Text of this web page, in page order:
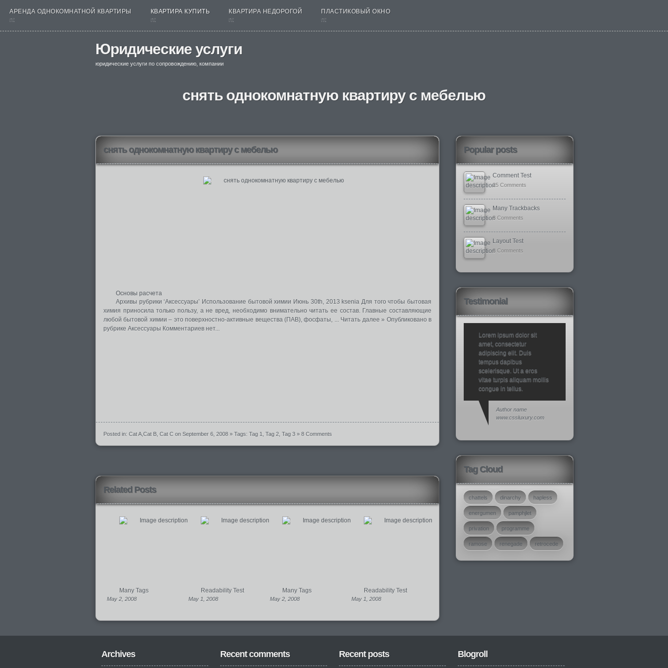
АРЕНДА ОДНОКОМНАТНОЙ КВАРТИРЫ
nt
КВАРТИРА КУПИТЬ
nt
КВАРТИРА НЕДОРОГОЙ
nt
ПЛАСТИКОВЫЙ ОКНО
nt
Юридические услуги
юридические услуги по сопровождению, компании
снять однокомнатную квартиру с мебелью
снять однокомнатную квартиру с мебелью
Основы расчета
Архивы рубрики ‘Аксессуары’ Использование бытовой химии Июнь 30th, 2013 ksenia Для того чтобы бытовая
химия приносила только пользу, а не вред, необходимо внимательно читать ее состав. Главные составляющие
любой бытовой химии – это поверхностно-активные вещества (ПАВ), фосфаты, ... Читать далее » Опубликовано в
рубрике Аксессуары Комментариев нет...
Posted in: Cat A Cat B Cat C on September 6, 2008 » Tags: Tag 1 Tag 2 Tag 3 » 8 Comments
Related Posts
Many Tags
May 2, 2008
Readability Test
May 1, 2008
Many Tags
May 2, 2008
Readability Test
May 1, 2008
Popular posts
Comment Test
25 Comments
Many Trackbacks
8 Comments
Layout Test
8 Comments
Testimonial
Lorem ipsum dolor sit
amet, consectetur
adipiscing elit. Duis
tempus dapibus
scelerisque. Ut a eros
vitae turpis aliquam mollis
congue in tellus.
Author name
www.cssluxury.com
Tag Cloud
chattels dinarchy hapless
energumen pamphjlet
privation programme
ramose renegade retrocede
Archives Recent comments Recent posts Blogroll